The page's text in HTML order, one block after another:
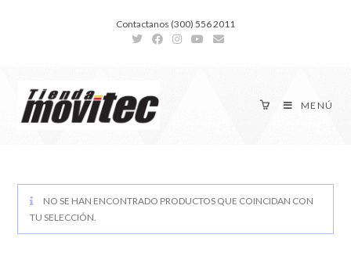
Contactanos (300) 556 2011
MENÚ
NO SE HAN ENCONTRADO PRODUCTOS QUE COINCIDAN CON
TU SELECCIÓN.